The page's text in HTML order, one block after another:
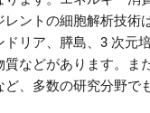
ントの細胞解析技
リア、膵島、3 次元
などがあります。
、多数の研究分野で